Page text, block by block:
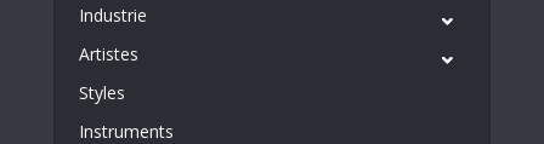
Industrie
Artistes
Styles
Instruments